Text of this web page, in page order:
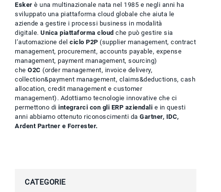
Esker è una multinazionale nata nel 1985 e negli anni ha
sviluppato una piattaforma cloud globale che aiuta le
aziende a gestire i processi business in modalità
digitale. Unica piattaforma cloud che può gestire sia
l’automazione del ciclo P2P (supplier management, contract
management, procurement, accounts payable, expense
management, payment management, sourcing)
che O2C (order management, invoice delivery,
collection&payment management, claims&deductions, cash
allocation, credit management e customer
management). Adottiamo tecnologie innovative che ci
permettono di integrarci con gli ERP aziendali e in questi
anni abbiamo ottenuto riconoscimenti da Gartner, IDC,
Ardent Partner e Forrester.
CATEGORIE